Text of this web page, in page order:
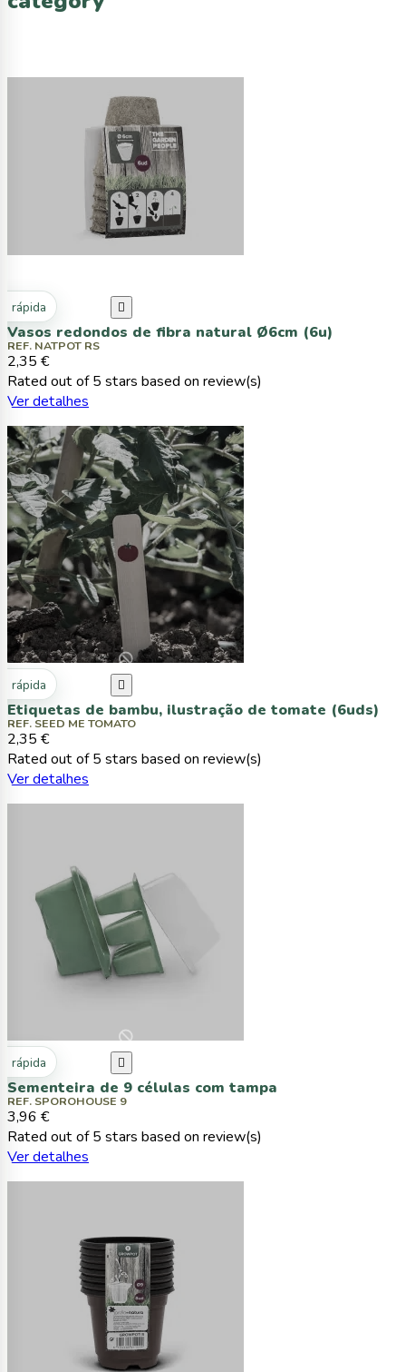
rápida 
Vasos redondos de fibra natural Ø6cm (6u)
REF. NATPOT RS
2,35 €
Rated out of 5 stars based on review(s)
Ver detalhes
rápida 
Etiquetas de bambu, ilustração de tomate (6uds)
REF. SEED ME TOMATO
2,35 €
Rated out of 5 stars based on review(s)
Ver detalhes
rápida 
Sementeira de 9 células com tampa
REF. SPOROHOUSE 9
3,96 €
Rated out of 5 stars based on review(s)
Ver detalhes